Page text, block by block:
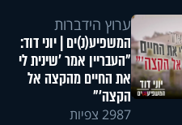
ערוץ הידברות
המשפיע(נ)ים | יוני דוד:
"העבריין אמר 'שינית לי
את החיים מהקצה אל
הקצה'"
2987 צפיות